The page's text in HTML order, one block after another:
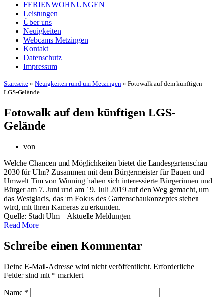
FERIENWOHNUNGEN
Leistungen
Über uns
Neuigkeiten
Webcams Metzingen
Kontakt
Datenschutz
Impressum
Startseite » Neuigkeiten rund um Metzingen » Fotowalk auf dem künftigen
LGS-Gelände
Fotowalk auf dem künftigen LGS-
Gelände
von
Welche Chancen und Möglichkeiten bietet die Landesgartenschau
2030 für Ulm? Zusammen mit dem Bürgermeister für Bauen und
Umwelt Tim von Winning haben sich interessierte Bürgerinnen und
Bürger am 7. Juni und am 19. Juli 2019 auf den Weg gemacht, um
das Westglacis, das im Fokus des Gartenschaukonzeptes stehen
wird, mit ihren Kameras zu erkunden.
Quelle: Stadt Ulm – Aktuelle Meldungen
Read More
Schreibe einen Kommentar
Deine E-Mail-Adresse wird nicht veröffentlicht. Erforderliche
Felder sind mit * markiert
Name *